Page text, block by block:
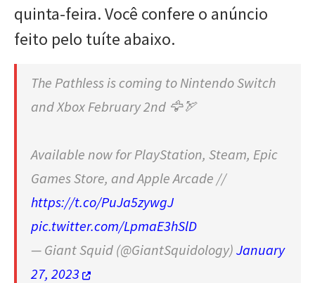
quinta-feira. Você confere o anúncio
feito pelo tuíte abaixo.
The Pathless is coming to Nintendo Switch
and Xbox February 2nd 🦅🏹
Available now for PlayStation, Steam, Epic
Games Store, and Apple Arcade //
https://t.co/PuJa5zywgJ
pic.twitter.com/LpmaE3hSlD
— Giant Squid (@GiantSquidology) January
27, 2023